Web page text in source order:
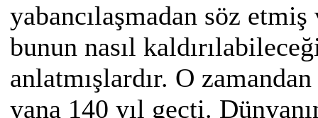
yabancılaşmadan söz etmiş
bunun nasıl
anlatmışlardır. O
yana 140 yıl geçti.